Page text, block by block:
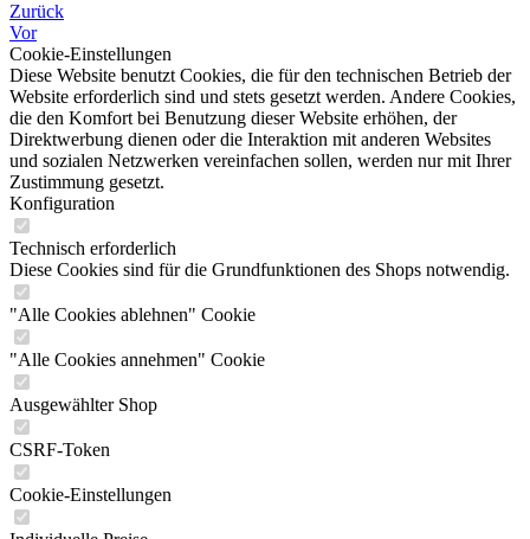
Zurück
Vor
Cookie-Einstellungen
Diese Website benutzt Cookies, die für den technischen Betrieb der
Website erforderlich sind und stets gesetzt werden. Andere Cookies,
die den Komfort bei Benutzung dieser Website erhöhen, der
Direktwerbung dienen oder die Interaktion mit anderen Websites
und sozialen Netzwerken vereinfachen sollen, werden nur mit Ihrer
Zustimmung gesetzt.
Konfiguration
Technisch erforderlich
Diese Cookies sind für die Grundfunktionen des Shops notwendig.
"Alle Cookies ablehnen" Cookie
"Alle Cookies annehmen" Cookie
Ausgewählter Shop
CSRF-Token
Cookie-Einstellungen